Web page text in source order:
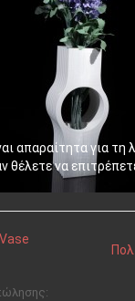
απαραίτητα για
να